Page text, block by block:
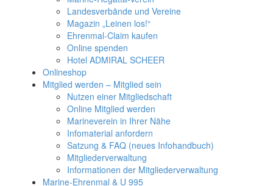
Landesverbände und Vereine
Magazin „Leinen los!“
Ehrenmal-Claim kaufen
Online spenden
Hotel ADMIRAL SCHEER
Onlineshop
Mitglied werden – Mitglied sein
Nutzen einer Mitgliedschaft
Online Mitglied werden
Marineverein in Ihrer Nähe
Infomaterial anfordern
Satzung & FAQ (neues Infohandbuch)
Mitgliederverwaltung
Informationen der Mitgliederverwaltung
Marine-Ehrenmal & U 995